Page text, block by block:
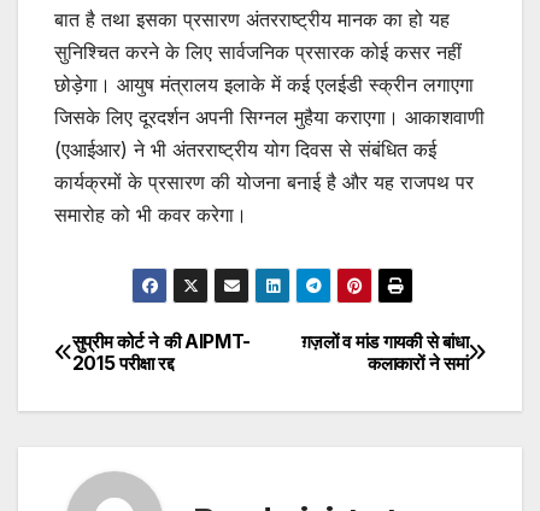
बात है तथा इसका प्रसारण अंतरराष्ट्रीय मानक का हो यह
सुनिश्चित करने के लिए सार्वजनिक प्रसारक कोई कसर नहीं
छोड़ेगा। आयुष मंत्रालय इलाके में कई एलईडी स्क्रीन लगाएगा
जिसके लिए दूरदर्शन अपनी सिग्नल मुहैया कराएगा। आकाशवाणी
(एआईआर) ने भी अंतरराष्ट्रीय योग दिवस से संबंधित कई
कार्यक्रमों के प्रसारण की योजना बनाई है और यह राजपथ पर
समारोह को भी कवर करेगा।
Post
navigation
ग़ज़लों व मांड गायकी से बांधा
कलाकारों ने समां
सुप्रीम कोर्ट ने की AIPMT-
2015 परीक्षा रद्द